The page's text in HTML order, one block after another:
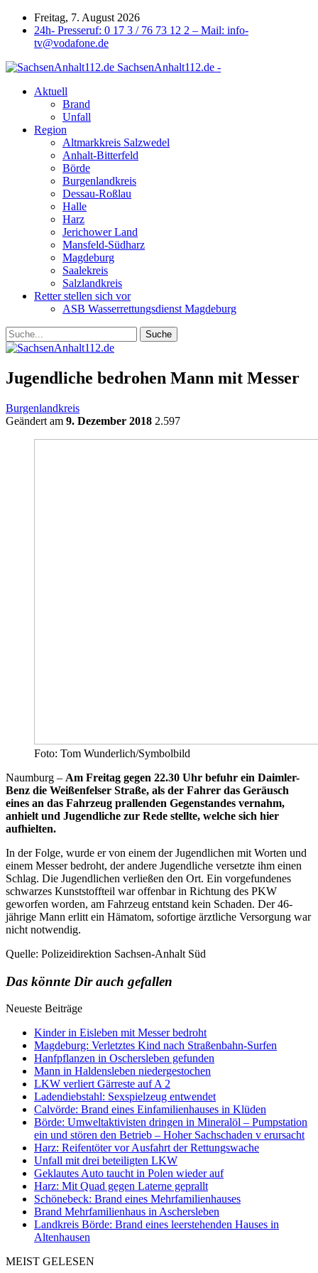
Freitag, 7. August 2026
24h- Presseruf: 0 17 3 / 76 73 12 2 – Mail: info-
tv@vodafone.de
SachsenAnhalt112.de -
Aktuell
Brand
Unfall
Region
Altmarkkreis Salzwedel
Anhalt-Bitterfeld
Börde
Burgenlandkreis
Dessau-Roßlau
Halle
Harz
Jerichower Land
Mansfeld-Südharz
Magdeburg
Saalekreis
Salzlandkreis
Retter stellen sich vor
ASB Wasserrettungsdienst Magdeburg
Jugendliche bedrohen Mann mit Messer
Burgenlandkreis
Geändert am 9. Dezember 2018 2.597
Foto: Tom Wunderlich/Symbolbild
Naumburg – Am Freitag gegen 22.30 Uhr befuhr ein Daimler-
Benz die Weißenfelser Straße, als der Fahrer das Geräusch
eines an das Fahrzeug prallenden Gegenstandes vernahm,
anhielt und Jugendliche zur Rede stellte, welche sich hier
aufhielten.
In der Folge, wurde er von einem der Jugendlichen mit Worten und
einem Messer bedroht, der andere Jugendliche versetzte ihm einen
Schlag. Die Jugendlichen verließen den Ort. Ein vorgefundenes
schwarzes Kunststoffteil war offenbar in Richtung des PKW
geworfen worden, am Fahrzeug entstand kein Schaden. Der 46-
jährige Mann erlitt ein Hämatom, sofortige ärztliche Versorgung war
nicht notwendig.
Quelle: Polizeidirektion Sachsen-Anhalt Süd
Das könnte Dir auch gefallen
Neueste Beiträge
Kinder in Eisleben mit Messer bedroht
Magdeburg: Verletztes Kind nach Straßenbahn-Surfen
Hanfpflanzen in Oschersleben gefunden
Mann in Haldensleben niedergestochen
LKW verliert Gärreste auf A 2
Ladendiebstahl: Sexspielzeug entwendet
Calvörde: Brand eines Einfamilienhauses in Klüden
Börde: Umweltaktivisten dringen in Mineralöl – Pumpstation
ein und stören den Betrieb – Hoher Sachschaden v erursacht
Harz: Reifentöter vor Ausfahrt der Rettungswache
Unfall mit drei beteiligten LKW
Geklautes Auto taucht in Polen wieder auf
Harz: Mit Quad gegen Laterne geprallt
Schönebeck: Brand eines Mehrfamilienhauses
Brand Mehrfamilienhaus in Aschersleben
Landkreis Börde: Brand eines leerstehenden Hauses in
Altenhausen
MEIST GELESEN